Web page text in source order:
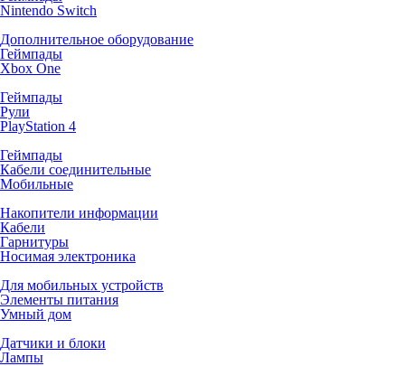
Nintendo Switch
Дополнительное оборудование
Геймпады
Xbox One
Геймпады
Рули
PlayStation 4
Геймпады
Кабели соединительные
Мобильные
Накопители информации
Кабели
Гарнитуры
Носимая электроника
Для мобильных устройств
Элементы питания
Умный дом
Датчики и блоки
Лампы